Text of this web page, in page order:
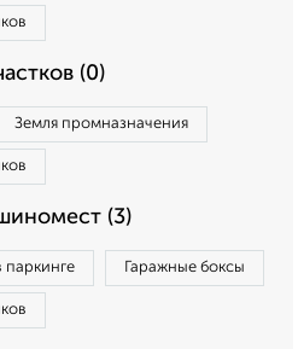
(0)
Земля промназначения
(3)
Гаражные боксы